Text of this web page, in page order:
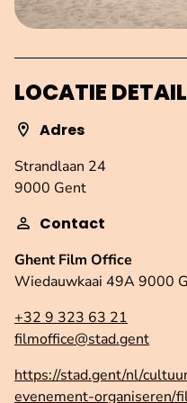
LOCATIE
Adres
Strandlaan 24
9000 Gent
Contact
Ghent Film Office
Wiedauwkaai 49A 9000
+32 9 323 63 21
filmoffice@stad.gent
https://stad.gent/nl/
evenement-organiseren/